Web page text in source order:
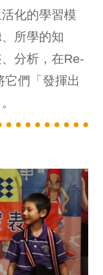
化的學習模
所學的知
分析，在Re-
們「發揮出